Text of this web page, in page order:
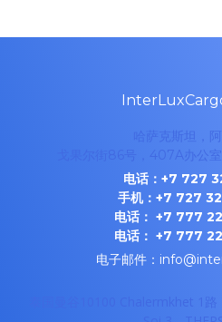
哈萨克斯坦，
戈果尔街86号，407A办公室
电话：+7 727
手机：+7 727
电话： +7 777
电话： +7 777
电子邮件：
Chalermkhet 1